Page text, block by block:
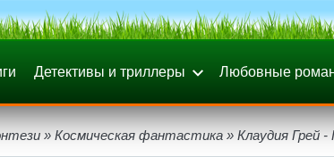
Детективы и триллеры Любовные
» Космическая фантастика » Клаудия Грей